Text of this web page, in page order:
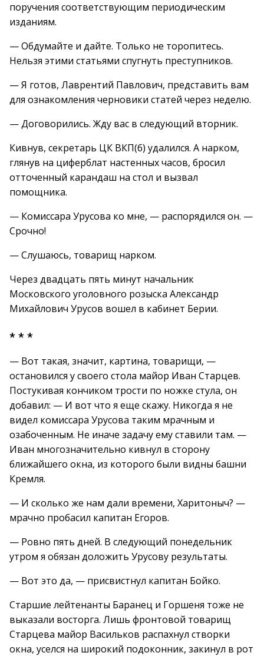
поручения соответствующим периодическим
изданиям.
— Обдумайте и дайте. Только не торопитесь.
Нельзя этими статьями спугнуть преступников.
— Я готов, Лаврентий Павлович, представить вам
для ознакомления черновики статей через неделю.
— Договорились. Жду вас в следующий вторник.
Кивнув, секретарь ЦК ВКП(б) удалился. А нарком,
глянув на циферблат настенных часов, бросил
отточенный карандаш на стол и вызвал
помощника.
— Комиссара Урусова ко мне, — распорядился он. —
Срочно!
— Слушаюсь, товарищ нарком.
Через двадцать пять минут начальник
Московского уголовного розыска Александр
Михайлович Урусов вошел в кабинет Берии.
* * *
— Вот такая, значит, картина, товарищи, —
остановился у своего стола майор Иван Старцев.
Постукивая кончиком трости по ножке стула, он
добавил: — И вот что я еще скажу. Никогда я не
видел комиссара Урусова таким мрачным и
озабоченным. Не иначе задачу ему ставили там. —
Иван многозначительно кивнул в сторону
ближайшего окна, из которого были видны башни
Кремля.
— И сколько же нам дали времени, Харитоныч? —
мрачно пробасил капитан Егоров.
— Ровно пять дней. В следующий понедельник
утром я обязан доложить Урусову результаты.
— Вот это да, — присвистнул капитан Бойко.
Старшие лейтенанты Баранец и Горшеня тоже не
выказали восторга. Лишь фронтовой товарищ
Старцева майор Васильков распахнул створки
окна, уселся на широкий подоконник, закинул в рот